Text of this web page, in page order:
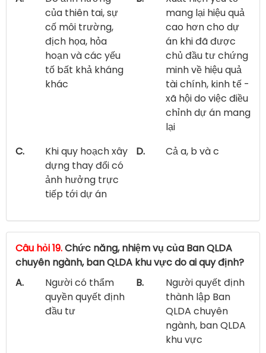
của thiên tai, sự
cố môi trường,
địch họa, hỏa
hoạn và các yếu
tố bất khả kháng
khác
mang lại hiệu quả
cao hơn cho dự
án khi đã được
chủ đầu tư chứng
minh về hiệu quả
tài chính, kinh tế -
xã hội do việc điều
chỉnh dự án mang
lại
C.
Khi quy hoạch xây
dựng thay đổi có
ảnh hưởng trực
tiếp tới dự án
D. Cả a, b và c
Câu hỏi 19.Chức năng, nhiệm vụ của Ban QLDA
chuyên ngành, ban QLDA khu vực do ai quy định?
A.
Người có thẩm
quyền quyết định
đầu tư
B.
Người quyết định
thành lập Ban
QLDA chuyên
ngành, ban QLDA
khu vực